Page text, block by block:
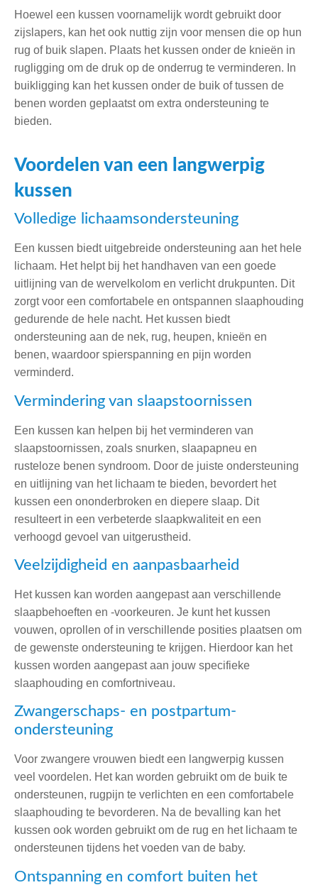
Hoewel een kussen voornamelijk wordt gebruikt door
zijslapers, kan het ook nuttig zijn voor mensen die op hun
rug of buik slapen. Plaats het kussen onder de knieën in
rugligging om de druk op de onderrug te verminderen. In
buikligging kan het kussen onder de buik of tussen de
benen worden geplaatst om extra ondersteuning te
bieden.
Voordelen van een langwerpig
kussen
Volledige lichaamsondersteuning
Een kussen biedt uitgebreide ondersteuning aan het hele
lichaam. Het helpt bij het handhaven van een goede
uitlijning van de wervelkolom en verlicht drukpunten. Dit
zorgt voor een comfortabele en ontspannen slaaphouding
gedurende de hele nacht. Het kussen biedt
ondersteuning aan de nek, rug, heupen, knieën en
benen, waardoor spierspanning en pijn worden
verminderd.
Vermindering van slaapstoornissen
Een kussen kan helpen bij het verminderen van
slaapstoornissen, zoals snurken, slaapapneu en
rusteloze benen syndroom. Door de juiste ondersteuning
en uitlijning van het lichaam te bieden, bevordert het
kussen een ononderbroken en diepere slaap. Dit
resulteert in een verbeterde slaapkwaliteit en een
verhoogd gevoel van uitgerustheid.
Veelzijdigheid en aanpasbaarheid
Het kussen kan worden aangepast aan verschillende
slaapbehoeften en -voorkeuren. Je kunt het kussen
vouwen, oprollen of in verschillende posities plaatsen om
de gewenste ondersteuning te krijgen. Hierdoor kan het
kussen worden aangepast aan jouw specifieke
slaaphouding en comfortniveau.
Zwangerschaps- en postpartum-
ondersteuning
Voor zwangere vrouwen biedt een langwerpig kussen
veel voordelen. Het kan worden gebruikt om de buik te
ondersteunen, rugpijn te verlichten en een comfortabele
slaaphouding te bevorderen. Na de bevalling kan het
kussen ook worden gebruikt om de rug en het lichaam te
ondersteunen tijdens het voeden van de baby.
Ontspanning en comfort buiten het